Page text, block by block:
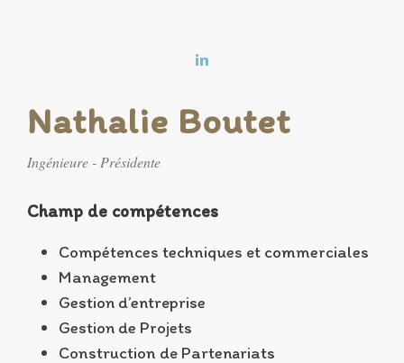
Nathalie Boutet
Ingénieure - Présidente
Champ de compétences
Compétences techniques et commerciales
Management
Gestion d’entreprise
Gestion de Projets
Construction de Partenariats